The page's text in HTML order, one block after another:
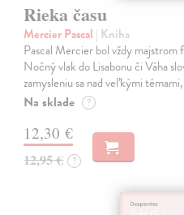
Rieka času
Mercier Pascal | Kniha
Pascal Mercier bol vždy majstrom
Nočný vlak do Lisabonu či Váha
zamysleniu sa nad veľkými
Na sklade ?
12,30 €
12,95 € ?